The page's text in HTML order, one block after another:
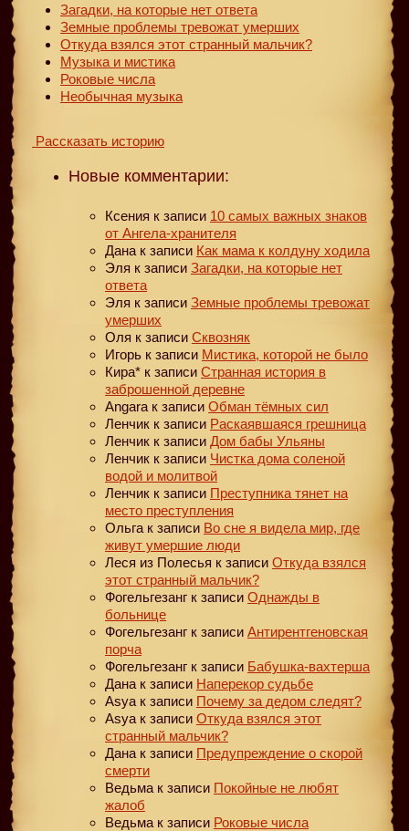
Загадки, на которые нет ответа
Земные проблемы тревожат умерших
Откуда взялся этот странный мальчик?
Музыка и мистика
Роковые числа
Необычная музыка
Рассказать историю
Новые комментарии:
Ксения к записи 10 самых важных знаков
от Ангела-хранителя
Дана к записи Как мама к колдуну ходила
Эля к записи Загадки, на которые нет
ответа
Эля к записи Земные проблемы тревожат
умерших
Оля к записи Сквозняк
Игорь к записи Мистика, которой не было
Кира* к записи Странная история в
заброшенной деревне
Angara к записи Обман тёмных сил
Ленчик к записи Раскаявшаяся грешница
Ленчик к записи Дом бабы Ульяны
Ленчик к записи Чистка дома соленой
водой и молитвой
Ленчик к записи Преступника тянет на
место преступления
Ольга к записи Во сне я видела мир, где
живут умершие люди
Леся из Полесья к записи Откуда взялся
этот странный мальчик?
Фогельгезанг к записи Однажды в
больнице
Фогельгезанг к записи Антирентгеновская
порча
Фогельгезанг к записи Бабушка-вахтерша
Дана к записи Наперекор судьбе
Asya к записи Почему за дедом следят?
Asya к записи Откуда взялся этот
странный мальчик?
Дана к записи Предупреждение о скорой
смерти
Ведьма к записи Покойные не любят
жалоб
Ведьма к записи Роковые числа